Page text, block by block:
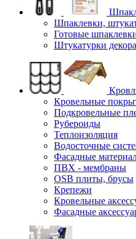
Шпаклевки,
Готовые
Штукатурки
Кровельные
Подкровельные
Рубероиды
Теплоизоляция
Водосточные
Фасадные
ПВХ - мембраны
OSB плиты, брусы
Крепежи
Кровельные
Фасадные